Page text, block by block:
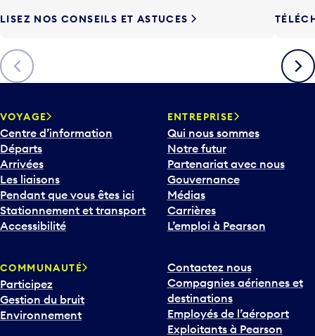
Précédent
LISEZ NOS CONSEILS ET ASTUCES
VOYAGE
Centre d’information
Départs
Arrivées
Les liaisons
Pendant que vous êtes ici
Stationnement et transport
Accessibilité
ENTREPRISE
Qui nous sommes
Notre futur
Partenariat avec nous
Gouvernance
Médias
Carrières
L’emploi à Pearson
COMMUNAUTÉ
Participez
Gestion du bruit
Environnement
Contactez nous
Compagnies aériennes et
destinations
Employés de l’aéroport
Exploitants à Pearson